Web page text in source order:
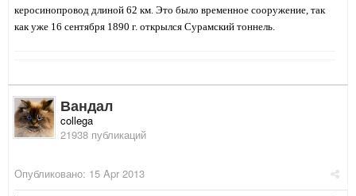
керосинопровод длиной 62 км. Это было временное сооружение, так
как уже 16 сентября 1890 г. открылся Сурамский тоннель.
Вандал
collega
21938 публикаций
Опубликовано: 15 Apr 2013